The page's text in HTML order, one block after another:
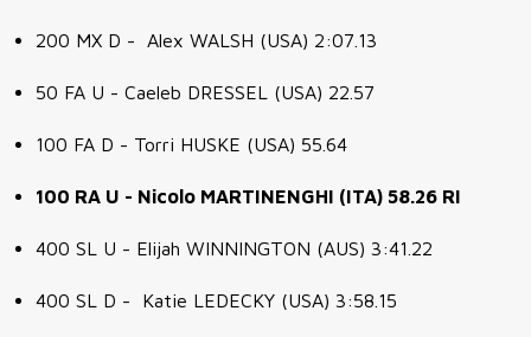
200 MX D - Alex WALSH (USA) 2:07.13
50 FA U - Caeleb DRESSEL (USA) 22.57
100 FA D - Torri HUSKE (USA) 55.64
100 RA U - Nicolo MARTINENGHI (ITA) 58.26 RI
400 SL U - Elijah WINNINGTON (AUS) 3:41.22
400 SL D - Katie LEDECKY (USA) 3:58.15